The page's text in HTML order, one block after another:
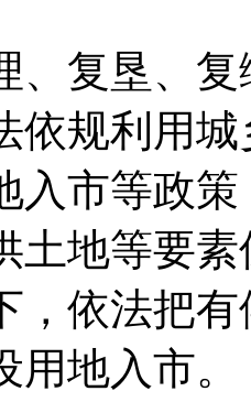
、复垦、
依规利用
入市等政
土地等要
，依法把
地入市。